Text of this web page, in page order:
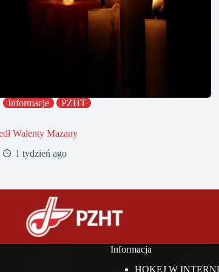
Informacje PZHT
Walenty Mazany
1 tydzień ago
Informacja
HOKEJ W